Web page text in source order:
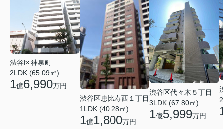
渋谷区神泉町
2LDK (65.09㎡)
1億6,990万円
渋谷区恵比寿西１丁目
1LDK (40.28㎡)
1億1,800万円
渋谷区代々木５丁目
3LDK (67.80㎡)
1億5,999万円